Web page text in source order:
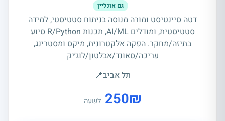
גם אונליין
דטה סיינטיסט ומורה מנוסה בניתוח סטטיסטי, למידה
סטטיסטית, ומודלים AI/ML, תכנות R/Python סיוע
בתיזה/מחקר. הפקה אלקטרונית, מיקס ומסטרינג,
עריכה/סאונד/אבלטון/לוג׳יק
תל אביב📍
₪
250 לשעה